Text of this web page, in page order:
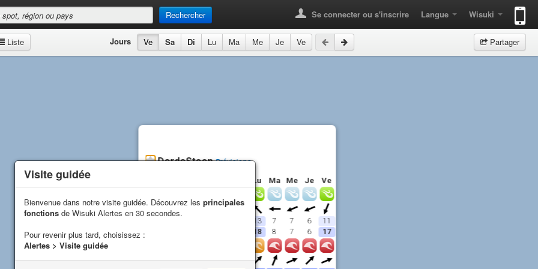
Rechercher Se connecter ou s'inscrire Langue Wisuki
Liste Jours Ve Sa Di Lu Ma Me Je Ve Partager
DerdeSteen Prévisions
Lu Ma Me Je
Ve
Direction
13 7 7 6 11
18 8 7 6 17
Direction
Visite guidée
Bienvenue dans notre visite guidée. Découvrez les principales
fonctions de Wisuki Alertes en 30 secondes.
Pour revenir plus tard, choisissez :
Alertes > Visite guidée
Visite guidée
Bienvenue dans notre visite guidée. Découvrez les principales
fonctions de Wisuki Alertes en 30 secondes.
Pour revenir plus tard, choisissez :
Alertes > Visite guidée